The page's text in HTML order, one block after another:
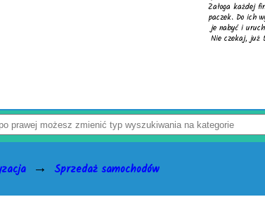
Załoga każdej firmy handlowej mogą w
paczek. Do ich wytwarzania
je nabyć i uruchomić. Skończą się
Nie czekaj, już teraz odwiedź stronę
Wyświetleń: 3945 /
→ Sprzedaż samochodów